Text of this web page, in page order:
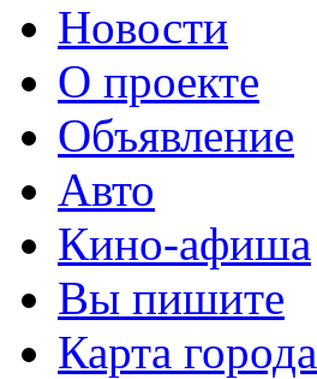
Новости
О проекте
Объявление
Авто
Кино-афиша
Вы пишите
Карта города